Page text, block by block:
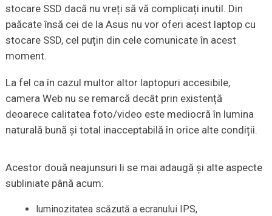
stocare SSD dacă nu vreți să vă complicați inutil. Din
paăcate însă cei de la Asus nu vor oferi acest laptop cu
stocare SSD, cel puțin din cele comunicate în acest
moment.
La fel ca în cazul multor altor laptopuri accesibile,
camera Web nu se remarcă decât prin existență
deoarece calitatea foto/video este mediocră în lumina
naturală bună și total inacceptabilă în orice alte condiții.
Acestor două neajunsuri li se mai adaugă și alte aspecte
subliniate până acum:
luminozitatea scăzută a ecranului IPS,